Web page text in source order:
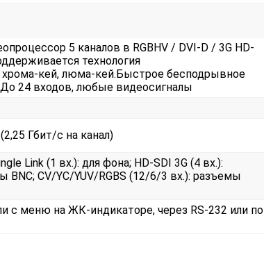
5 каналов в RGBHV / DVI-D / 3G HD-
технология
хрома-кей, люма-кей.Быстрое бесподрывное
24 входов, любые видеосигналы
Гбит/с на канал)
Link (1 вх.): для фона; HD-SDI 3G (4 вх.):
BNC; CV/YC/YUV/RGBS (12/6/3 вх.): разъемы
с меню на ЖК-индикаторе, через RS-232 или по